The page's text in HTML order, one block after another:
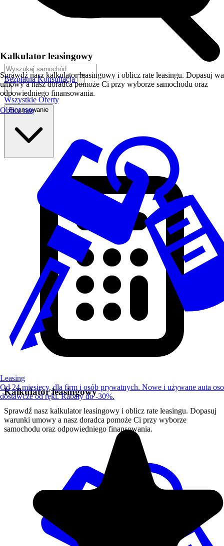
Bezpłatna Konsultacja
Wszystkie Oferty
Finansowanie
Kalkulator leasingowy
Sprawdź nasz kalkulator leasingowy i oblicz rate leasingu. Dopasuj
warunki umowy a nasz doradca pomoże Ci przy wyborze
samochodu oraz odpowiedniego finansowania.
Kalkulator leasingowy
Sprawdź nasz kalkulator leasingowy i oblicz rate leasingu. Dopasuj
umowy a nasz doradca pomoże Ci przy wyborze samochodu oraz
odpowiedniego finansowania.
Oblicz ratę
Leasing
Od 24 miesięcy, dla firm i osób prywatnych. Nowe i używane auta
dostawcze od ręki. Rabaty do -30%.